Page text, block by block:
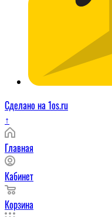
Сделано на 1os.ru
↑
Главная
Кабинет
Корзина